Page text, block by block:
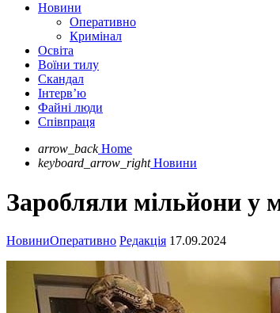
Новини
Оперативно
Кримінал
Освіта
Воїни тилу
Скандал
Інтерв’ю
Файні люди
Співпраця
arrow_back Home
keyboard_arrow_right Новини
Заробляли мільйони у
НовиниОперативно Редакція 17.09.2024